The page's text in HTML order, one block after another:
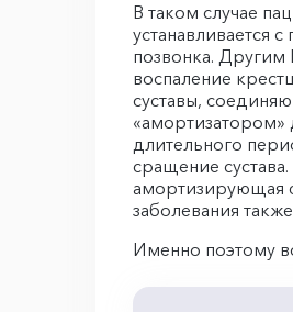
В таком случае
устанавливается
позвонка. Другим
воспаление
суставы,
«амортизатором»
длительного
сращение
амортизирующая
заболевания
Именно поэтому